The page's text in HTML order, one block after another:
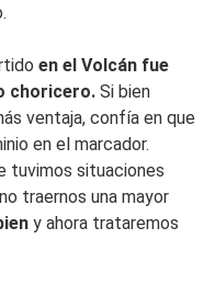
en el Volcán fue
choricero. Si bien
ventaja, confía en que
en el marcador.
tuvimos situaciones
traernos una mayor
y ahora trataremos